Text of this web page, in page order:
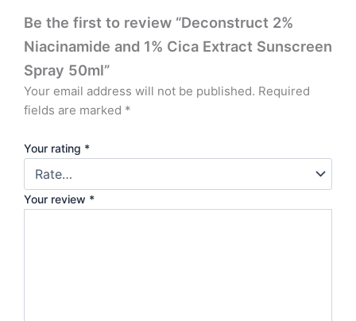
Be the first to review “Deconstruct 2%
Niacinamide and 1% Cica Extract Sunscreen
Spray 50ml”
Your email address will not be published. Required
fields are marked *
Your rating *
Your review *